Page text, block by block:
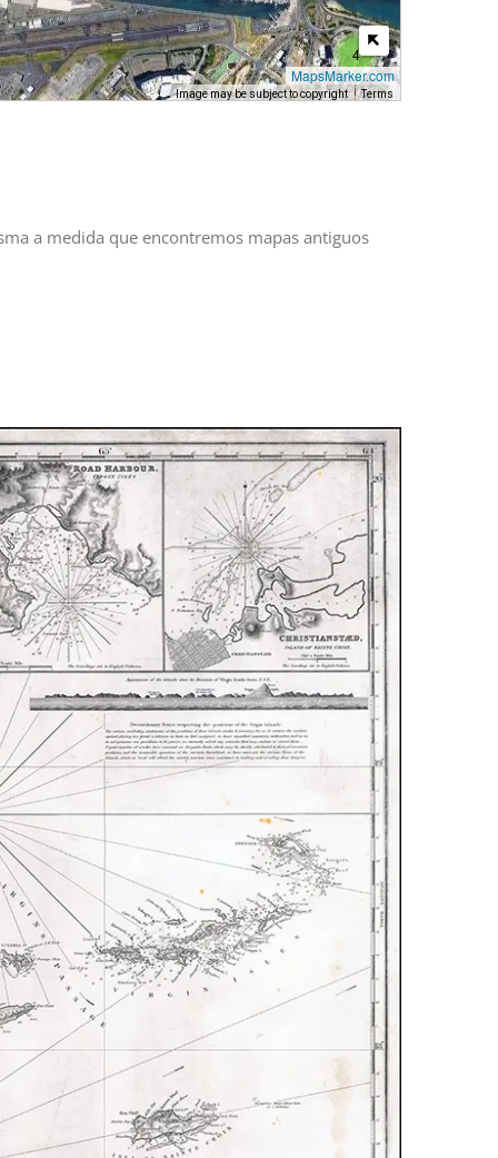
4
MapsMarker.com
Image may be subject to copyright Terms
a medida que encontremos mapas antiguos